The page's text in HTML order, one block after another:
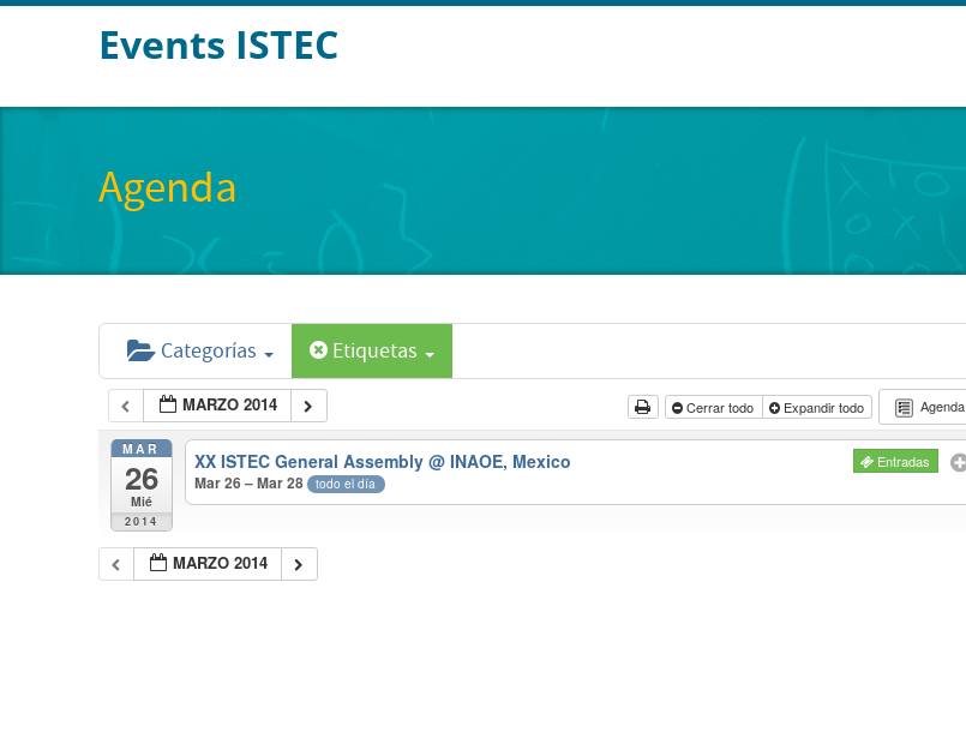
Events ISTEC
Agenda
Categorías Etiquetas
Agenda
MARZO 2014 Cerrar todo Expandir todo
MAR
26
Mié
2014
XX ISTEC General Assembly@ INAOE, Mexico Entradas
Mar 26 – Mar 28 todo el día
MARZO 2014